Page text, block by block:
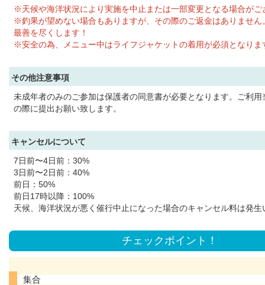
※天候や海洋状況により実施を中止または一部変更となる場合がご
※釣果が望めない場合もありますが、その際のご返金はありません
最善を尽くします！
※安全の為、メニュー中はライフジャケットの着用が必須となりま
その他注意事項
未成年者のみのご参加は保護者の同意書が必要となります。ご利用
の際に提出お願い致します。
キャンセルについて
7日前〜4日前：30%
3日前〜2日前：40%
前日：50%
前日17時以降：100%
天候、海洋状況が悪く催行中止になった場合のキャンセル料は発生
チェックポイント！
集合